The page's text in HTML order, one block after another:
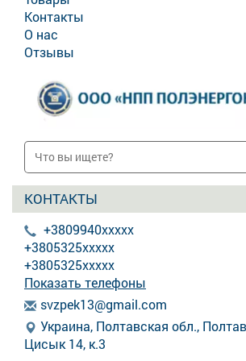
Контакты
О нас
Отзывы
КОНТАКТЫ
+3809940xxxxx
+3805325xxxxx
+3805325xxxxx
Показать телефоны
svzpek13@gmail.com
Украина, Полтавская обл.,
Цисык 14, к.3